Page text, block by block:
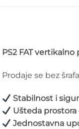
PS2 FAT
Prodaje se bez
Stabilnost i
Ušteda prostora
Jednostavna